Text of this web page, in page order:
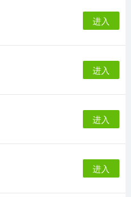
进入
进入
进入
进入